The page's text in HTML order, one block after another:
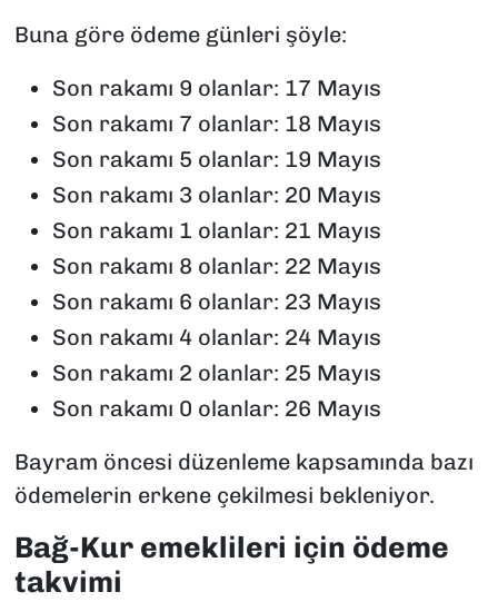
Buna göre ödeme günleri şöyle:
Son rakamı 9 olanlar: 17 Mayıs
Son rakamı 7 olanlar: 18 Mayıs
Son rakamı 5 olanlar: 19 Mayıs
Son rakamı 3 olanlar: 20 Mayıs
Son rakamı 1 olanlar: 21 Mayıs
Son rakamı 8 olanlar: 22 Mayıs
Son rakamı 6 olanlar: 23 Mayıs
Son rakamı 4 olanlar: 24 Mayıs
Son rakamı 2 olanlar: 25 Mayıs
Son rakamı 0 olanlar: 26 Mayıs
Bayram öncesi düzenleme kapsamında bazı
ödemelerin erkene çekilmesi bekleniyor.
Bağ-Kur emeklileri için ödeme
takvimi